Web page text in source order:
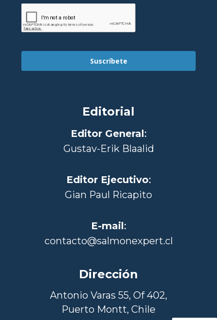
Suscríbete
Editorial
Editor General:
Gustav-Erik Blaalid
Editor Ejecutivo:
Gian Paul Ricapito
E-mail:
contacto@salmonexpert.cl
Dirección
Antonio Varas 55, Of 402,
Puerto Montt, Chile